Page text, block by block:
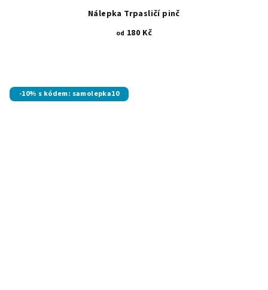
Nálepka Trpasličí pinč
od 180 Kč
-10% s kódem: samolepka10